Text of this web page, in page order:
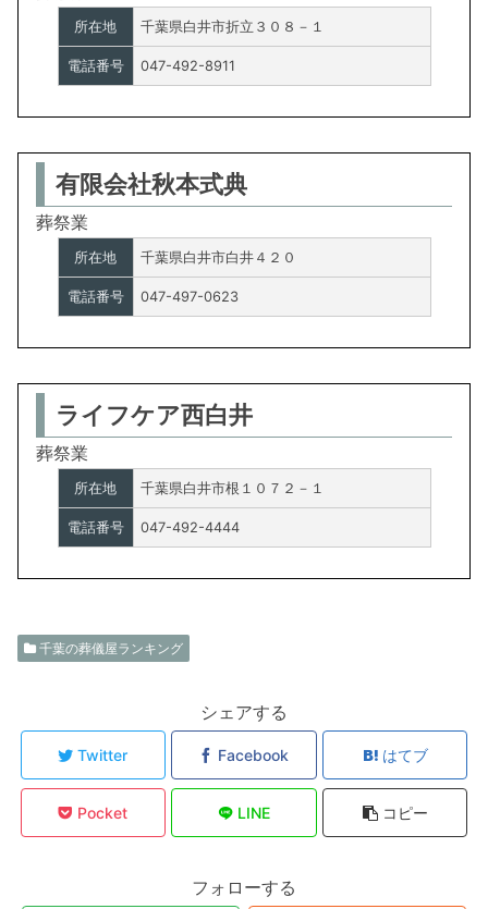
所在地 千葉県白井市折立３０８－１
電話番号 047-492-8911
有限会社秋本式典
葬祭業
所在地 千葉県白井市白井４２０
電話番号 047-497-0623
ライフケア西白井
葬祭業
所在地 千葉県白井市根１０７２－１
電話番号 047-492-4444
千葉の葬儀屋ランキング
シェアする
Twitter Facebook はてブ
Pocket LINE コピー
フォローする